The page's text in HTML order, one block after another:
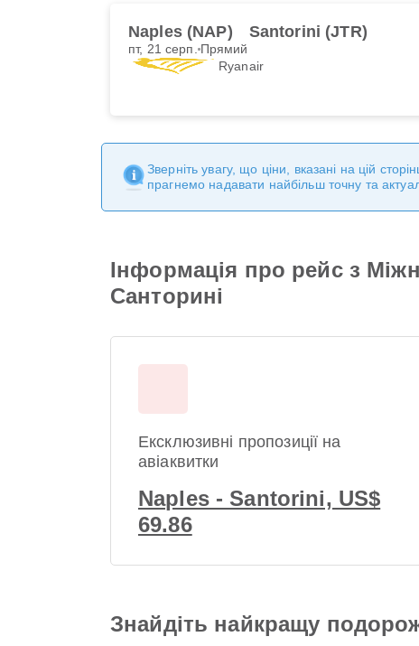
Naples (NAP) Santorini (JTR)
пт, 21 серп. Прямий
Ryanair
Зверніть увагу, що ціни, вказані на цій
прагнемо надавати найбільш точну та
Інформація про рейс з
Санторині
Ексклюзивні пропозиції на
авіаквитки
Naples - Santorini, US$
69.86
Знайдіть найкращу